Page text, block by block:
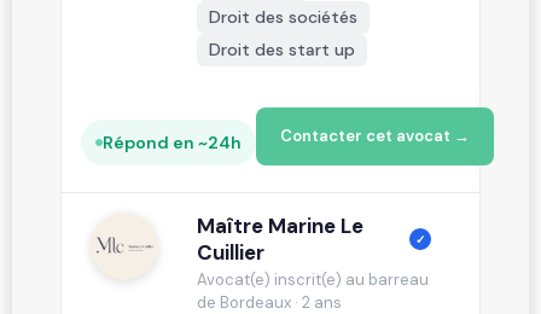
Droit des sociétés
Droit des start up
Répond en ~24h Contacter cet avocat →
Maître Marine Le
Cuillier
✓
Avocat(e) inscrit(e) au barreau
de Bordeaux · 2 ans